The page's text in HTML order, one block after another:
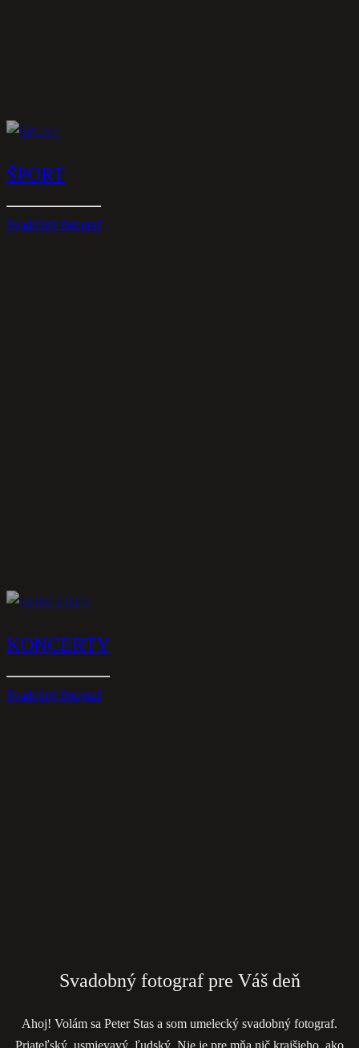
ŠPORT
Svadobný fotograf
KONCERTY
Svadobný fotograf
Svadobný fotograf pre Váš deň
Ahoj! Volám sa Peter Stas a som umelecký svadobný fotograf.
Priateľský, usmievavý, ľudský. Nie je pre mňa nič krajšieho, ako